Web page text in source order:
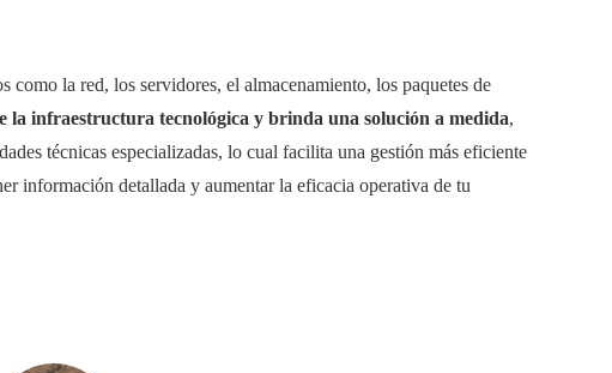
como la red, los servidores, el almacenamiento, los paquetes de
la infraestructura tecnológica y brinda una solución a medida,
técnicas especializadas, lo cual facilita una gestión más eficiente
información detallada y aumentar la eficacia operativa de tu